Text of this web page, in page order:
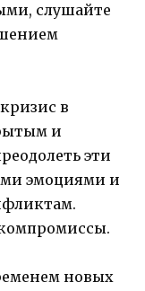
слушайте
в
и
эти
эмоциями и
новых